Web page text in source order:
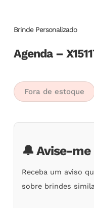
Brinde Personalizado
Agenda –
Fora de estoque
🔔 Avise-
Receba um aviso
sobre brindes